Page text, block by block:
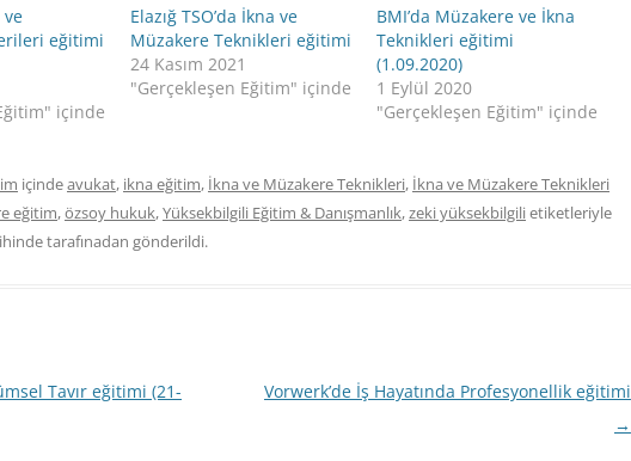
ve
eğitimi
içinde
Elazığ TSO’da İkna ve
Müzakere Teknikleri eğitimi
24 Kasım 2021
"Gerçekleşen Eğitim" içinde
BMI’da Müzakere ve İkna
Teknikleri eğitimi
(1.09.2020)
1 Eylül 2020
"Gerçekleşen Eğitim" içinde
içindeavukat, ikna eğitim, İkna ve Müzakere Teknikleri, İkna ve Müzakere Teknikleri
eğitim,özsoy hukuk,Yüksekbilgili Eğitim & Danışmanlık,zeki yüksekbilgilietiketleriyle
tarafınadan gönderildi.
Tavır eğitimi (21-
Vorwerk’de İş Hayatında Profesyonellik eğitimi
→